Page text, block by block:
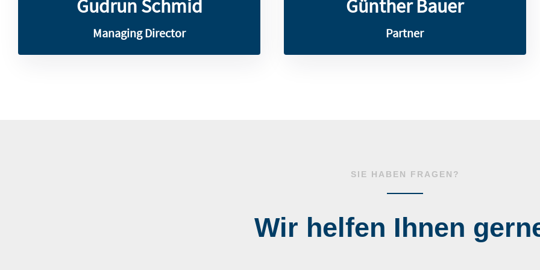
Gudrun Schmid
Managing Director
Günther Bauer
Partner
SIE HABEN FRAGEN?
Wir helfen Ihnen